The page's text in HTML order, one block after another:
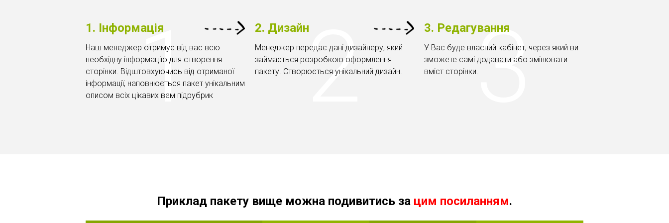
1. Інформація
Наш менеджер отримує від вас всю
необхідну інформацію для створення
сторінки. Відштовхуючись від отриманої
інформації, наповнюється пакет унікальним
описом всіх цікавих вам підрубрик
2. Дизайн
Менеджер передає дані дизайнеру, який
займається розробкою оформлення
пакету. Створюється унікальний дизайн.
3. Редагування
У Вас буде власний кабінет, через який ви
зможете самі додавати або змінювати
вміст сторінки.
Приклад пакету вище можна подивитись за цим посиланням.